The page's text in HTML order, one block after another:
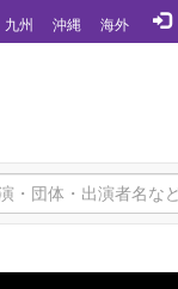
九州 沖縄 海外